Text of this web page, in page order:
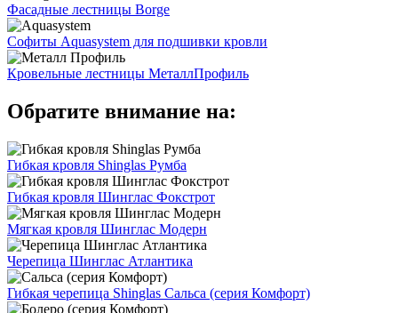
Фасадные лестницы Borge
Софиты Aquasystem для подшивки кровли
Кровельные лестницы МеталлПрофиль
Обратите внимание на:
Гибкая кровля Shinglas Румба
Гибкая кровля Шинглас Фокстрот
Мягкая кровля Шинглас Модерн
Черепица Шинглас Атлантика
Гибкая черепица Shinglas Сальса (серия Комфорт)